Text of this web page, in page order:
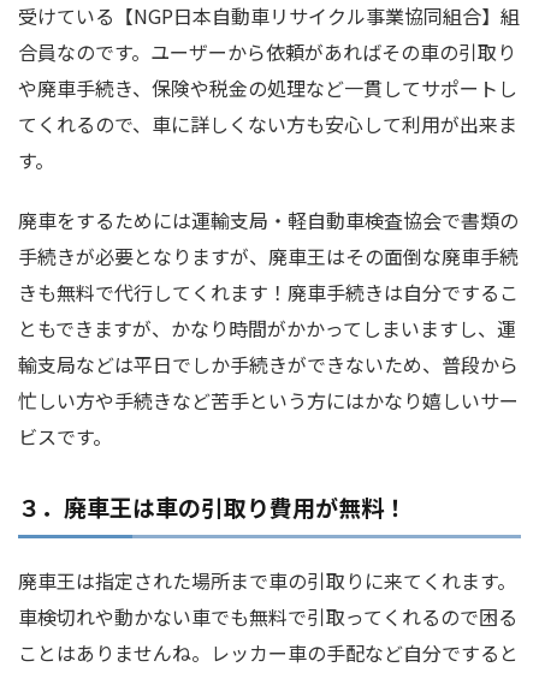
受けている【NGP日本自動車リサイクル事業協同組合】組
合員なのです。ユーザーから依頼があればその車の引取り
や廃車手続き、保険や税金の処理など一貫してサポートし
てくれるので、車に詳しくない方も安心して利用が出来ま
す。
廃車をするためには運輸支局・軽自動車検査協会で書類の
手続きが必要となりますが、廃車王はその面倒な廃車手続
きも無料で代行してくれます！廃車手続きは自分でするこ
ともできますが、かなり時間がかかってしまいますし、運
輸支局などは平日でしか手続きができないため、普段から
忙しい方や手続きなど苦手という方にはかなり嬉しいサー
ビスです。
３．廃車王は車の引取り費用が無料！
廃車王は指定された場所まで車の引取りに来てくれます。
車検切れや動かない車でも無料で引取ってくれるので困る
ことはありませんね。レッカー車の手配など自分ですると